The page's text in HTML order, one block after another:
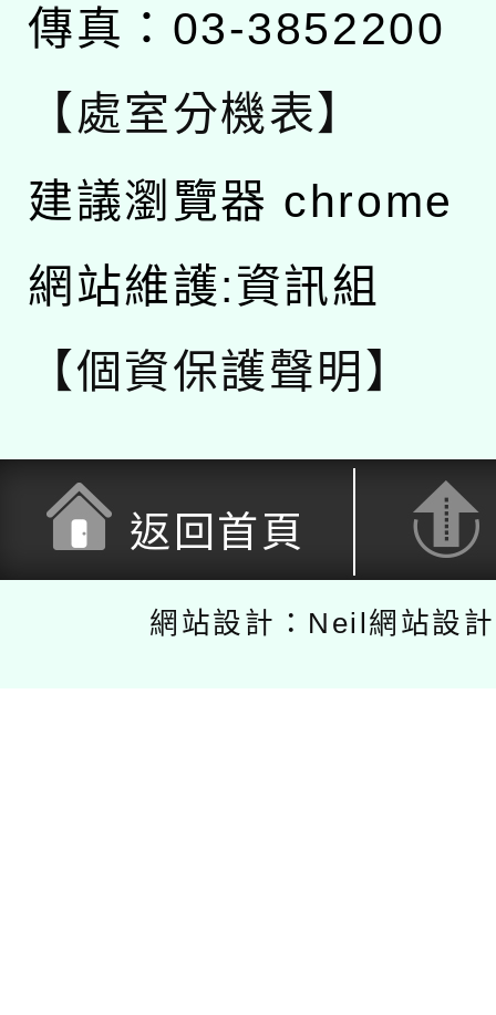
傳真：03-3852200
【處室分機表】
建議瀏覽器 chrome
網站維護:資訊組
【個資保護聲明】
返回首頁
網站設計：Neil網站設